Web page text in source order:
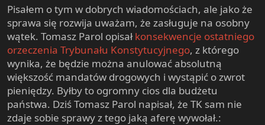
a
r
e
r
t
y
Pisałem o tym w dobrych wiadomościach, ale jako że
sprawa się rozwija uważam, że zasługuje na osobny
wątek. Tomasz Parol opisałkonsekwencje ostatniego
orzeczenia Trybunału Konstytucyjnego, z którego
wynika, że będzie można anulować absolutną
większość mandatów drogowych i wystąpić o zwrot
pieniędzy. Byłby to ogromny cios dla budżetu
państwa. Dziś Tomasz Parol napisał, że TK sam nie
zdaje sobie sprawy z tego jaką aferę wywołał.: